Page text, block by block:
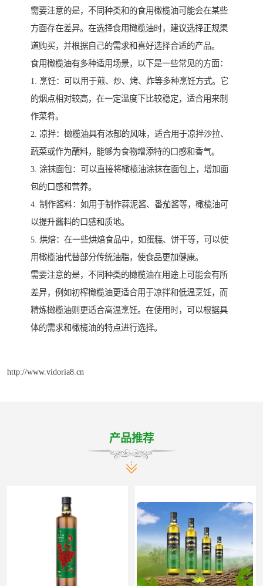
需要注意的是，不同种类和的食用橄榄油可能会在某些
方面存在差异。在选择食用橄榄油时，建议选择正规渠
道购买，并根据自己的需求和喜好选择合适的产品。
食用橄榄油有多种适用场景，以下是一些常见的方面：
1. 烹饪：可以用于煎、炒、烤、炸等多种烹饪方式。它
的烟点相对较高，在一定温度下比较稳定，适合用来制
作菜肴。
2. 凉拌：橄榄油具有浓郁的风味，适合用于凉拌沙拉、
蔬菜或作为蘸料，能够为食物增添特的口感和香气。
3. 涂抹面包：可以直接将橄榄油涂抹在面包上，增加面
包的口感和营养。
4. 制作酱料：如用于制作蒜泥酱、番茄酱等，橄榄油可
以提升酱料的口感和质地。
5. 烘焙：在一些烘焙食品中，如蛋糕、饼干等，可以使
用橄榄油代替部分传统油脂，使食品更加健康。
需要注意的是，不同种类的橄榄油在用途上可能会有所
差异，例如初榨橄榄油更适合用于凉拌和低温烹饪，而
精炼橄榄油则更适合高温烹饪。在使用时，可以根据具
体的需求和橄榄油的特点进行选择。
http://www.vidoria8.cn
产品推荐